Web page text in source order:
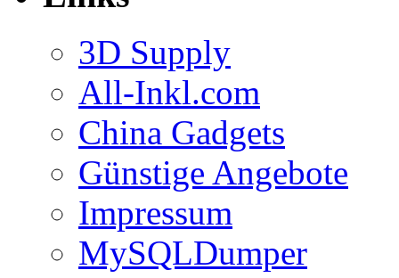
3D Supply
All-Inkl.com
China Gadgets
Günstige Angebote
Impressum
MySQLDumper